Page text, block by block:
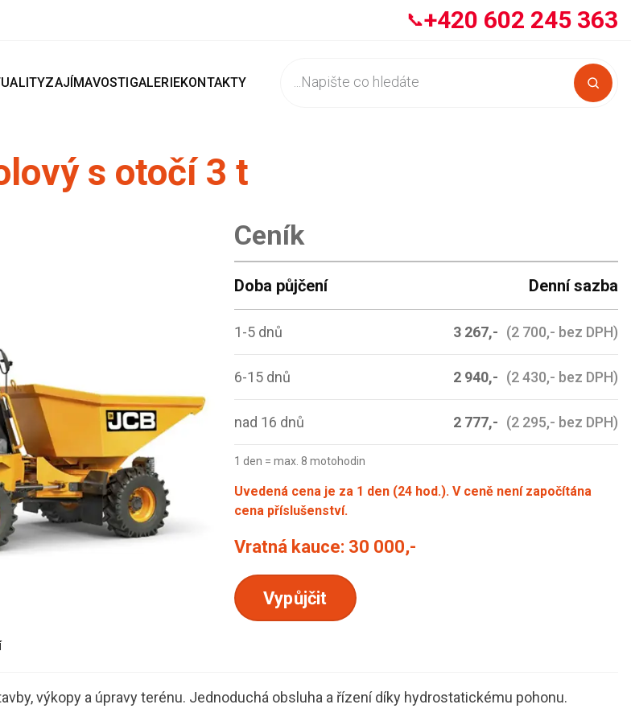
📞+420 602 245 363
ZAJÍMAVOSTIGALERIEKONTAKTY
s otočí 3 t
Ceník
Doba půjčení Denní sazba
1-5 dnů 3 267,- (2 700,- bez DPH)
6-15 dnů 2 940,- (2 430,- bez DPH)
nad 16 dnů 2 777,- (2 295,- bez DPH)
1 den = max. 8 motohodin
Uvedená cena je za 1 den (24 hod.). V ceně není započítána
cena příslušenství.
Vratná kauce: 30 000,-
Vypůjčit
výkopy a úpravy terénu. Jednoduchá obsluha a řízení díky hydrostatickému pohonu.